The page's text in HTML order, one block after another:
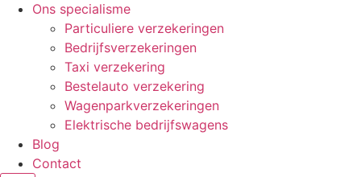
Ons specialisme
Particuliere verzekeringen
Bedrijfsverzekeringen
Taxi verzekering
Bestelauto verzekering
Wagenparkverzekeringen
Elektrische bedrijfswagens
Blog
Contact